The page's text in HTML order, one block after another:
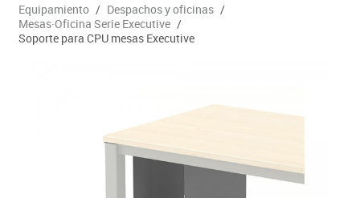
Equipamiento / Despachos y oficinas /
Mesas·Oficina Serie Executive /
Soporte para CPU mesas Executive